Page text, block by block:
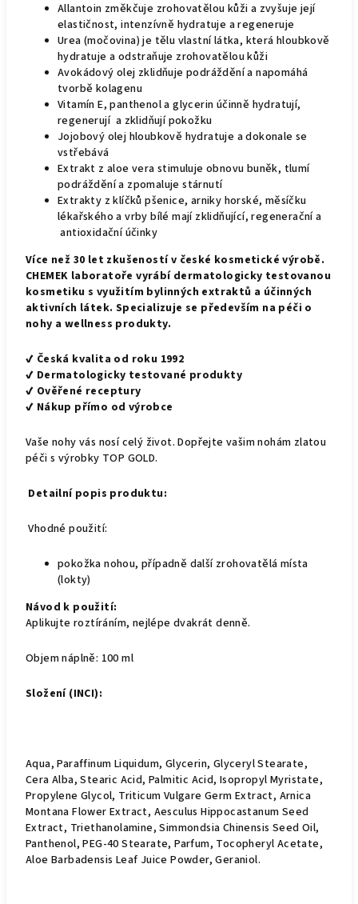
Allantoin změkčuje zrohovatělou kůži a zvyšuje její
elastičnost, intenzívně hydratuje a regeneruje
Urea (močovina) je tělu vlastní látka, která hloubkově
hydratuje a odstraňuje zrohovatělou kůži
Avokádový olej zklidňuje podráždění a napomáhá
tvorbě kolagenu
Vitamín E, panthenol a glycerin účinně hydratují,
regenerují a zklidňují pokožku
Jojobový olej hloubkově hydratuje a dokonale se
vstřebává
Extrakt z aloe vera stimuluje obnovu buněk, tlumí
podráždění a zpomaluje stárnutí
Extrakty z klíčků pšenice, arniky horské, měsíčku
lékařského a vrby bílé mají zklidňující, regenerační a
antioxidační účinky
Více než 30 let zkušeností v české kosmetické výrobě.
CHEMEK laboratoře vyrábí dermatologicky testovanou
kosmetiku s využitím bylinných extraktů a účinných
aktivních látek. Specializuje se především na péči o
nohy a wellness produkty.
✔ Česká kvalita od roku 1992
✔ Dermatologicky testované produkty
✔ Ověřené receptury
✔ Nákup přímo od výrobce
Vaše nohy vás nosí celý život. Dopřejte vašim nohám zlatou
péči s výrobky TOP GOLD.
Detailní popis produktu:
Vhodné použití:
pokožka nohou, případně další zrohovatělá místa
(lokty)
Návod k použití:
Aplikujte roztíráním, nejlépe dvakrát denně.
Objem náplně: 100 ml
Složení (INCI):
Aqua, Paraffinum Liquidum, Glycerin, Glyceryl Stearate,
Cera Alba, Stearic Acid, Palmitic Acid, Isopropyl Myristate,
Propylene Glycol, Triticum Vulgare Germ Extract, Arnica
Montana Flower Extract, Aesculus Hippocastanum Seed
Extract, Triethanolamine, Simmondsia Chinensis Seed Oil,
Panthenol, PEG-40 Stearate, Parfum, Tocopheryl Acetate,
Aloe Barbadensis Leaf Juice Powder, Geraniol.